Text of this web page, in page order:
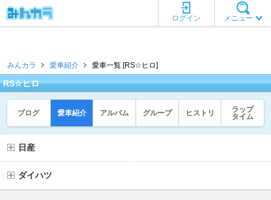
メニュー
ログイン
みんカラ 愛車紹介 愛車一覧 [RS☆ヒロ]
RS☆ヒロ
ブログ 愛車紹介 アルバム グループ ヒストリ
ラップ
タイム
日産
ダイハツ